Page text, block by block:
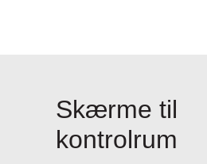
Skærme til
kontrolrum